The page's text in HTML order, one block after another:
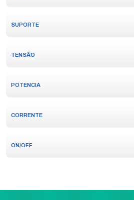
SUPORTE
TENSÃO
POTENCIA
CORRENTE
ON/OFF